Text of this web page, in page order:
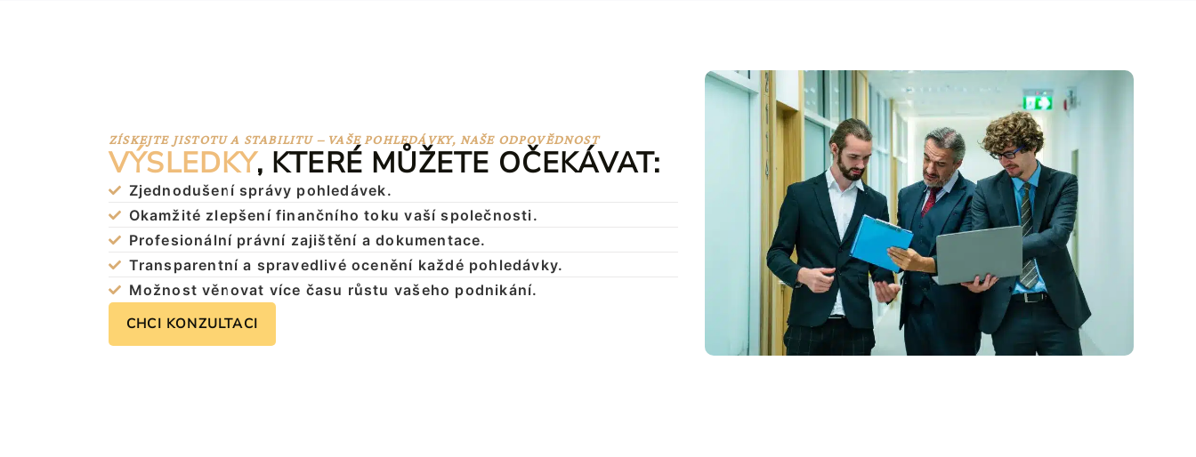
ZÍSKEJTE JISTOTU A STABILITU – VAŠE POHLEDÁVKY, NAŠE ODPOVĚDNOST
VÝSLEDKY, KTERÉ MŮŽETE OČEKÁVAT:
Zjednodušení správy pohledávek.
Okamžité zlepšení finančního toku vaší společnosti.
Profesionální právní zajištění a dokumentace.
Transparentní a spravedlivé ocenění každé pohledávky.
Možnost věnovat více času růstu vašeho podnikání.
CHCI KONZULTACI